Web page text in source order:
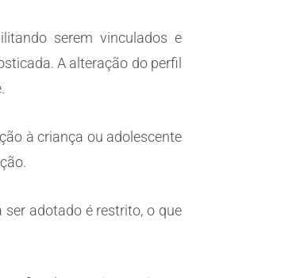
serem vinculados e
A alteração do perfil
à criança ou adolescente
adotado é restrito, o que